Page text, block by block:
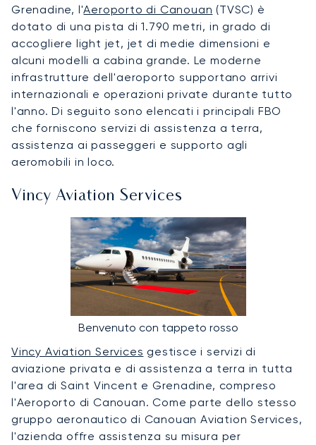
Grenadine, l'Aeroporto di Canouan (TVSC) è
dotato di una pista di 1.790 metri, in grado di
accogliere light jet, jet di medie dimensioni e
alcuni modelli a cabina grande. Le moderne
infrastrutture dell'aeroporto supportano arrivi
internazionali e operazioni private durante tutto
l'anno. Di seguito sono elencati i principali FBO
che forniscono servizi di assistenza a terra,
assistenza ai passeggeri e supporto agli
aeromobili in loco.
Vincy Aviation Services
Benvenuto con tappeto rosso
Vincy Aviation Services gestisce i servizi di
aviazione privata e di assistenza a terra in tutta
l'area di Saint Vincent e Grenadine, compreso
l'Aeroporto di Canouan. Come parte dello stesso
gruppo aeronautico di Canouan Aviation Services,
l'azienda offre assistenza su misura per